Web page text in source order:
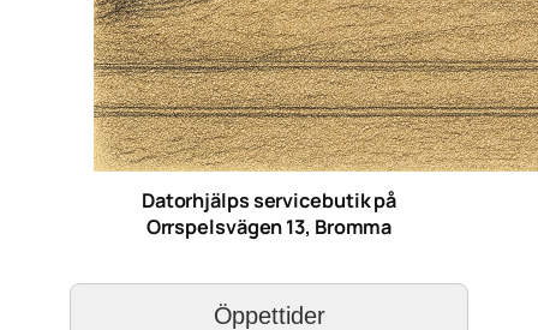
Datorhjälps servicebutik på
Orrspelsvägen 13, Bromma
Öppettider